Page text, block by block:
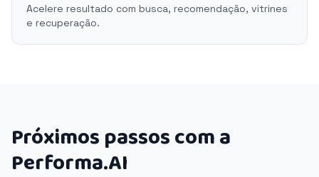
Acelere resultado com busca, recomendação, vitrines
e recuperação.
Próximos passos com a
Performa.AI